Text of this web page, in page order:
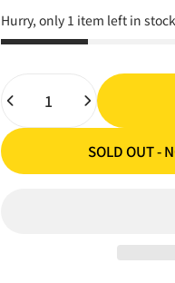
Hurry, only 1 item left in
SOLD OUT -